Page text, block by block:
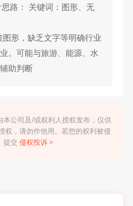
路： 关键词：图形、无
形，缺乏文字等明确行业
。可能与旅游、能源、水
助判断
公司及/或权利人授权发布，仅供
权，请勿作他用。若您的权利被侵
提交 侵权投诉 >